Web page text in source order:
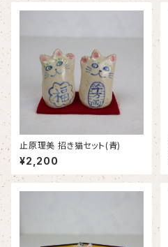
止原理美 招き猫セット(青)
¥2,200